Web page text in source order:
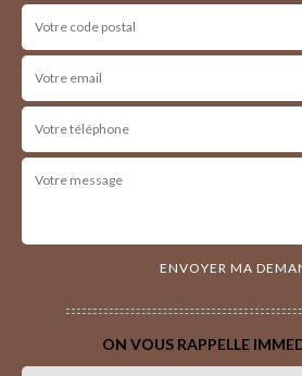
ON VOUS RAPPELLE